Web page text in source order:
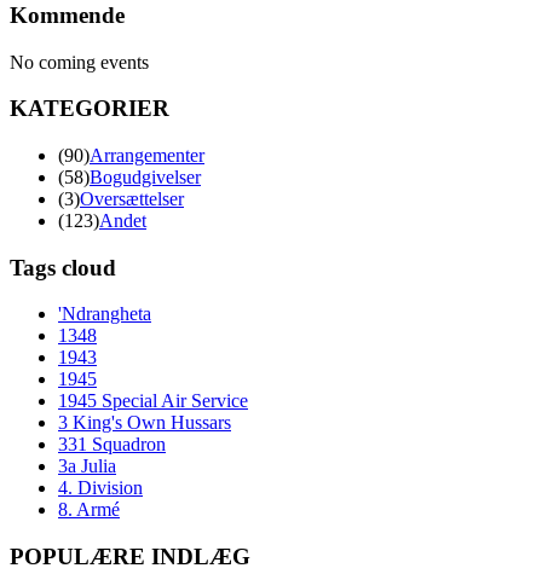
Kommende
No coming events
KATEGORIER
(90)Arrangementer
(58)Bogudgivelser
(3)Oversættelser
(123)Andet
Tags cloud
'Ndrangheta
1348
1943
1945
1945 Special Air Service
3 King's Own Hussars
331 Squadron
3a Julia
4. Division
8. Armé
POPULÆRE INDLÆG